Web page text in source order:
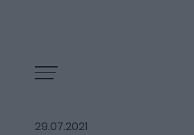
29.07.2021